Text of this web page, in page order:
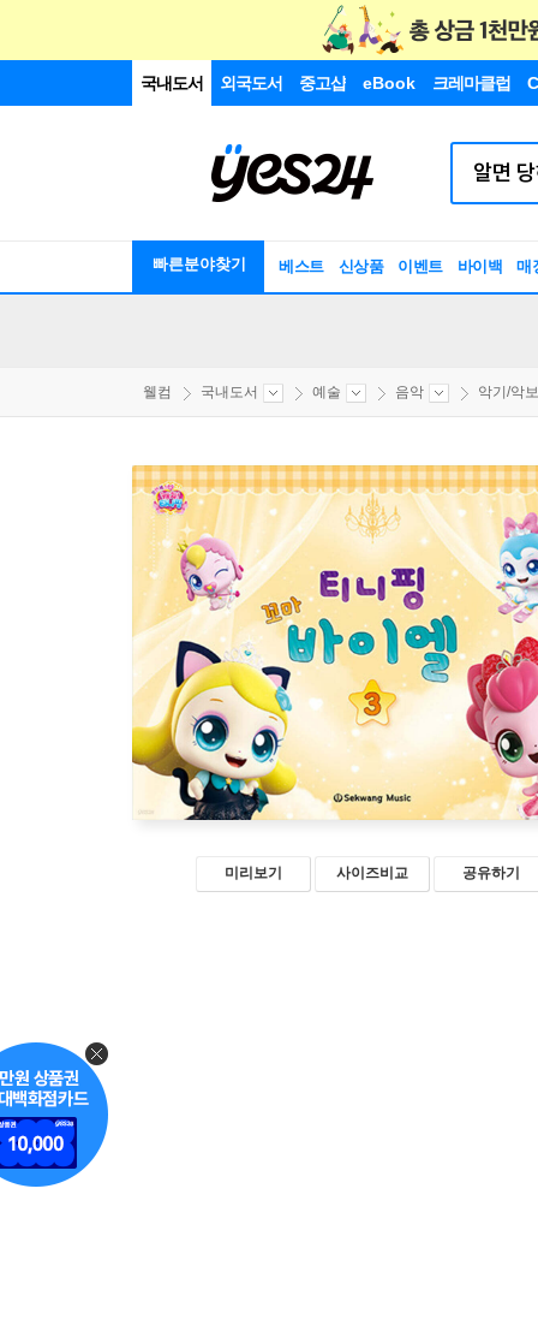
국내도서 외국도서 중고샵 eBook 크레마클럽
빠른분야찾기 베스트 신상품 이벤트 바이백 매
웰컴 국내도서 예술 음악 악기/악
미리보기 사이즈비교 공유하기